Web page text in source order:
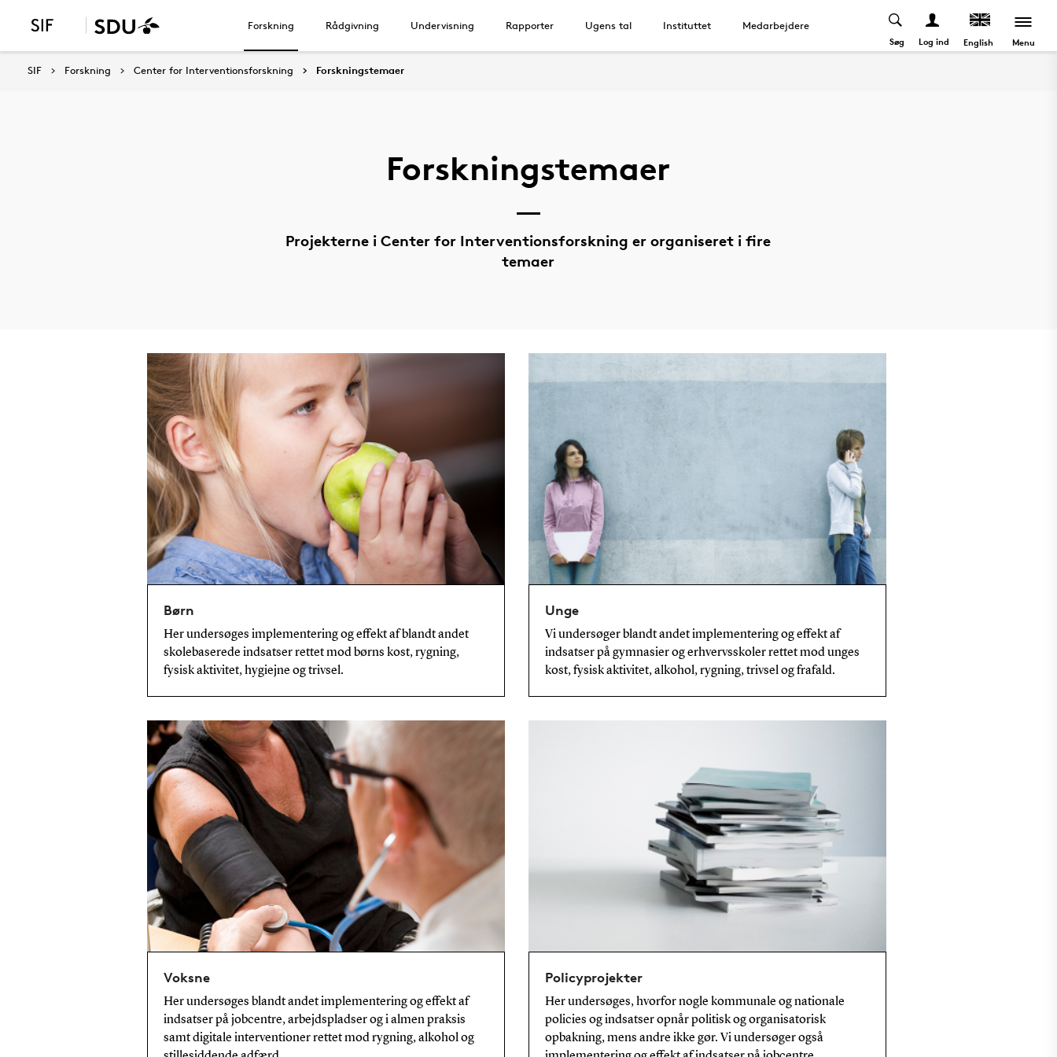
Forskning Rådgivning Undervisning Rapporter Ugens tal Instituttet Medarbejdere
Søg Log ind English Menu
SIF Forskning Center for Interventionsforskning Forskningstemaer
Forskningstemaer
Projekterne i Center for Interventionsforskning er organiseret i fire
temaer
Børn
Her undersøges implementering og effekt af blandt andet
skolebaserede indsatser rettet mod børns kost, rygning,
fysisk aktivitet, hygiejne og trivsel.
Voksne
Her undersøges blandt andet implementering og effekt af
indsatser på jobcentre, arbejdspladser og i almen praksis
samt digitale interventioner rettet mod rygning, alkohol og
Unge
Vi undersøger blandt andet implementering og effekt af
indsatser på gymnasier og erhvervsskoler rettet mod unges
kost, fysisk aktivitet, alkohol, rygning, trivsel og frafald.
Policyprojekter
Her undersøges, hvorfor nogle kommunale og nationale
policies og indsatser opnår politisk og organisatorisk
opbakning, mens andre ikke gør. Vi undersøger også